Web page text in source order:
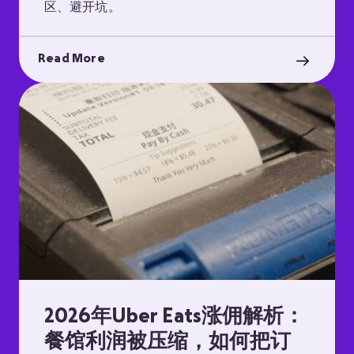
区、避开坑。
Read More
2026年Uber Eats涨佣解析：
餐馆利润被压缩，如何把订